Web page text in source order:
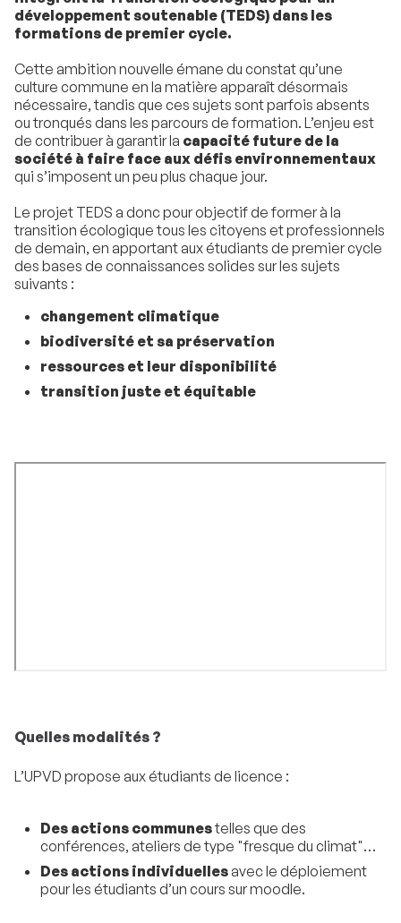
développement soutenable (TEDS) dans les
formations de premier cycle.
Cette ambition nouvelle émane du constat qu’une
culture commune en la matière apparaît désormais
nécessaire, tandis que ces sujets sont parfois absents
ou tronqués dans les parcours de formation. L’enjeu est
de contribuer à garantir la capacité future de la
société à faire face aux défis environnementaux
qui s’imposent un peu plus chaque jour.
Le projet TEDS a donc pour objectif de former à la
transition écologique tous les citoyens et professionnels
de demain, en apportant aux étudiants de premier cycle
des bases de connaissances solides sur les sujets
suivants :
changement climatique
biodiversité et sa préservation
ressources et leur disponibilité
transition juste et équitable
Quelles modalités ?
L’UPVD propose aux étudiants de licence :
Des actions communestelles que des
conférences, ateliers de type "fresque du climat"…
Des actions individuellesavec le déploiement
pour les étudiants d’un cours sur moodle.